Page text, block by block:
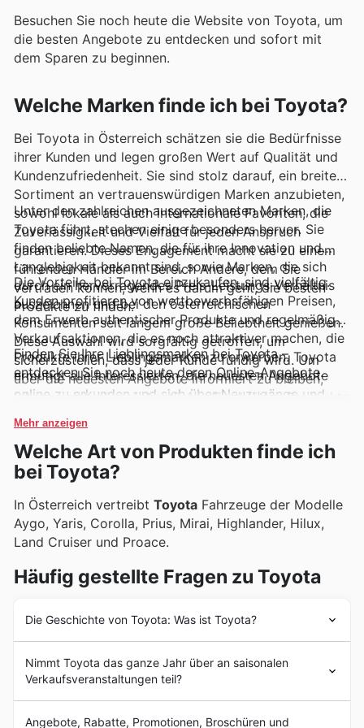
Besuchen Sie noch heute die Website von Toyota, um
die besten Angebote zu entdecken und sofort mit
dem Sparen zu beginnen.
Welche Marken finde ich bei Toyota?
Bei Toyota in Österreich schätzen sie die Bedürfnisse
ihrer Kunden und legen großen Wert auf Qualität und
Kundenzufriedenheit. Sie sind stolz darauf, ein breites
Sortiment an vertrauenswürdigen Marken anzubieten,
sowohl lokale als auch internationale Favoriten, die
Zuverlässigkeit und Vielfalt für jeden Anspruch
garantieren. Dieses Engagement macht sie zu einem
führenden Händler im Bereich Andere, dem Sie
vertrauen können, wenn es darum geht, die besten
Produkte zu finden.
Unter den zahlreichen ausgezeichneten Marken, die
Toyota führt, stechen einige besonders hervor. Sie
finden beliebte Namen, die für ihre Innovation und
Langlebigkeit bekannt sind, sowie Marken, die sich
durch ein hervorragendes Preis-Leistungs-Verhältnis
auszeichnen und bei den österreichischen
Konsumenten seit langem große Beliebtheit genießen.
Diese Auswahl wird sorgfältig getroffen, um
sicherzustellen, dass jeder Kunde fündig wird. Um
über die neuesten Angebote informiert zu bleiben,
lohnt es sich, die wöchentlichen Flugblätter, Prospekte
und Online-Kataloge von Toyota im Auge zu behalten,
die regelmäßig exklusive Aktionen und
Sonderangebote für diese Top-Marken präsentieren.
Die Vorteile, bei Toyota einzukaufen, sind vielfältig.
Kunden profitieren von wettbewerbsfähigen Preisen,
dem Erwerb authentischer Produkte und regelmäßigen
Verkaufsaktionen, die es noch attraktiver machen, die
Produkte ihrer Lieblingsmarken zu erwerben. Toyota
ermutigt alle Interessierten, die neuesten Angebote
online zu erkunden und sich über Neuzugänge und
halten.
Finden Sie Ihre Lieblingsmarken bei Toyota –
entdecken Sie noch heute deren Online-Angebote.
Mehr anzeigen
Welche Art von Produkten finde ich
bei Toyota?
In Österreich vertreibt Toyota Fahrzeuge der Modelle
Aygo, Yaris, Corolla, Prius, Mirai, Highlander, Hilux,
Land Cruiser und Proace.
Häufig gestellte Fragen zu Toyota
Die Geschichte von Toyota: Was ist Toyota?
Japan gegründet. Die Geschichte des Unternehmens in
Europa begann 1963, als die ersten 400 Corona-Autos
nach Dänemark exportiert wurden. Im Jahr 1990 feierte
Toyotadie feierliche Eröffnung eines neuen
Nimmt Toyota das ganze Jahr über an saisonalen
Verkaufsveranstaltungen teil?
Angebote, Rabatte, Promotionen, Broschüren und